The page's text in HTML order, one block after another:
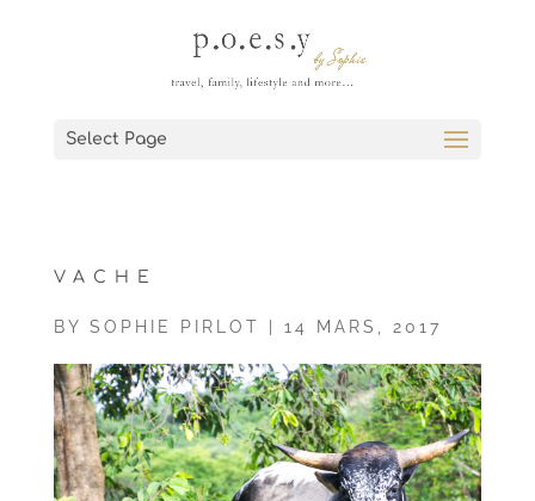
Select Page
VACHE
BY SOPHIE PIRLOT 14 MARS, 2017